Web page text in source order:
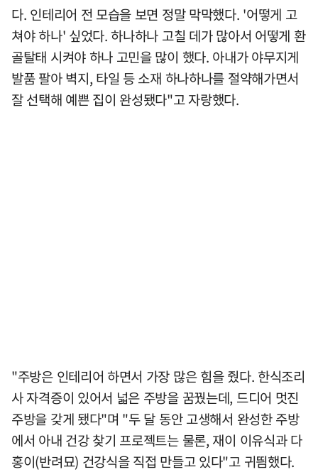
다. 인테리어 전 모습을 보면 정말 막막했다. '어떻게 고
쳐야 하나' 싶었다. 하나하나 고칠 데가 많아서 어떻게 환
골탈태 시켜야 하나 고민을 많이 했다. 아내가 야무지게
발품 팔아 벽지, 타일 등 소재 하나하나를 절약해가면서
잘 선택해 예쁜 집이 완성됐다"고 자랑했다.
"주방은 인테리어 하면서 가장 많은 힘을 줬다. 한식조리
사 자격증이 있어서 넓은 주방을 꿈꿨는데, 드디어 멋진
주방을 갖게 됐다"며 "두 달 동안 고생해서 완성한 주방
에서 아내 건강 찾기 프로젝트는 물론, 재이 이유식과 다
홍이(반려묘) 건강식을 직접 만들고 있다"고 귀띔했다.